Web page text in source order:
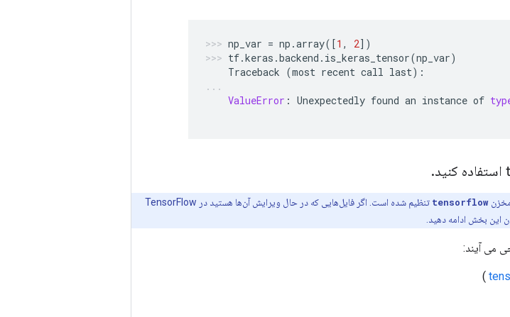
np_var = np .array([1 , 2])
tf.keras .backend . is_keras_tensor(np_var)
Traceback (most recent call last):
ValueError : Unexpectedly found an instance of
.
tensorflow
تنظیم شده است. اگر فایل‌هایی که در حال ویرایش آن‌ها هستید در TensorFlow
این بخش ادامه دهید.
)